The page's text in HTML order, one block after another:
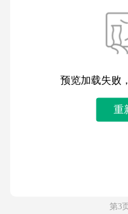
预览加载失败
重
第3